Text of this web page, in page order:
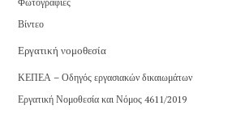
Βίντεο
Εργατική νομοθεσία
ΚΕΠΕΑ – Οδηγός εργασιακών δικαιωμάτων
Εργατική Νομοθεσία και Νόμος 4611/2019